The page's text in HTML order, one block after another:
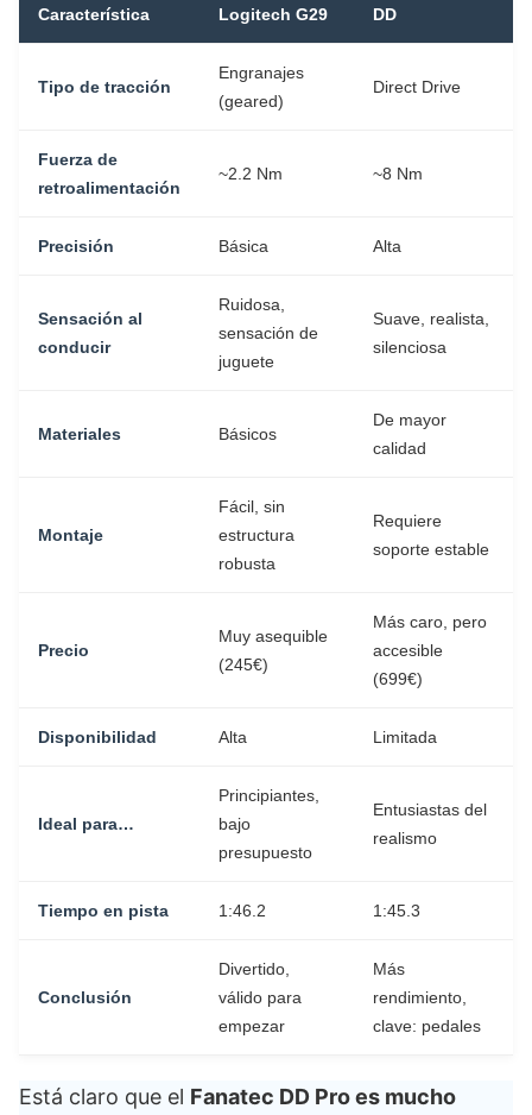
Característica Logitech G29
DD
Tipo de tracción
Engranajes
(geared)
Direct Drive
Fuerza de
retroalimentación
~2.2 Nm ~8 Nm
Precisión Básica Alta
Sensación al
conducir
Ruidosa,
sensación de
juguete
Suave, realista,
silenciosa
Materiales Básicos
De mayor
calidad
Montaje
Fácil, sin
estructura
robusta
Requiere
soporte estable
Precio
Muy asequible
(245€)
Más caro, pero
accesible
(699€)
Disponibilidad Alta Limitada
Ideal para…
Principiantes,
bajo
presupuesto
Entusiastas del
realismo
Tiempo en pista 1:46.2 1:45.3
Conclusión
Divertido,
válido para
empezar
Más
rendimiento,
clave: pedales
Está claro que el Fanatec DD Pro es mucho